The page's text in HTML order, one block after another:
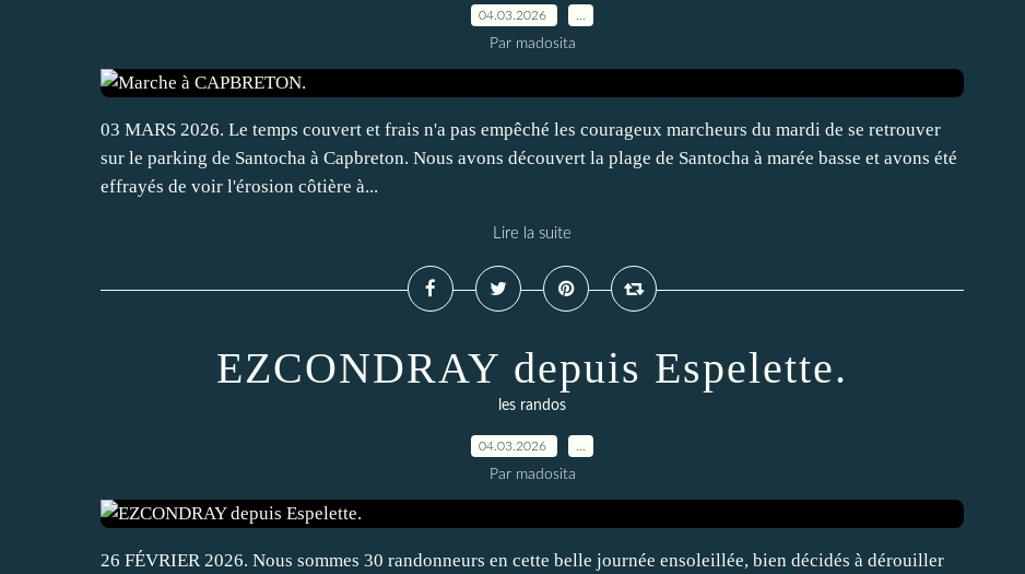
04.03.2026
Par madosita
03 MARS 2026. Le temps couvert et frais n'a pas empêché les courageux marcheurs du mardi de se retrouver
sur le parking de Santocha à Capbreton. Nous avons découvert la plage de Santocha à marée basse et avons été
effrayés de voir l'érosion côtière à...
Lire la suite
EZCONDRAY depuis Espelette.
les randos
04.03.2026
Par madosita
26 FÉVRIER 2026. Nous sommes 30 randonneurs en cette belle journée ensoleillée, bien décidés à dérouiller